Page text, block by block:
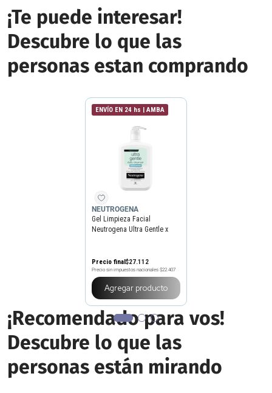
¡Te puede interesar!
Descubre lo que las
personas estan comprando
ENVÍO EN 24 hs | AMBA
NEUTROGENA
Gel Limpieza Facial
Neutrogena Ultra Gentle x
Precio final$27.112
Precio sin impuestos nacionales $22.407
Agregar producto
¡Recomendado para vos!
Descubre lo que las
personas están mirando